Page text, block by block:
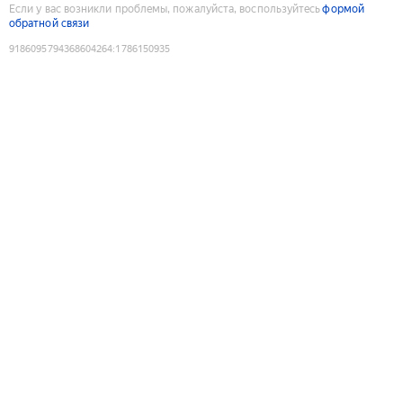
Если у вас возникли проблемы, пожалуйста, воспользуйтесьформой
обратной связи
9186095794368604264:1786150935